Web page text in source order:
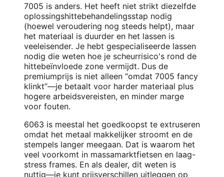
7005 is anders. Het heeft niet strikt diezelfde
oplossingshittebehandelingsstap nodig
(hoewel veroudering nog steeds helpt), maar
het materiaal is duurder en het lassen is
veeleisender. Je hebt gespecialiseerde lassen
nodig die weten hoe je scheurrisico's rond de
hittebeïnvloede zone vermijdt. Dus de
premiumprijs is niet alleen “omdat 7005 fancy
klinkt”—je betaalt voor harder materiaal plus
hogere arbeidsvereisten, en minder marge
voor fouten.
6063 is meestal het goedkoopst te extruseren
omdat het metaal makkelijker stroomt en de
stempels langer meegaan. Dat is waarom het
veel voorkomt in massamarktfietsen en laag-
stress frames. En als dealer, dit weten is
nuttig—je kunt prijsverschillen uitleggen op